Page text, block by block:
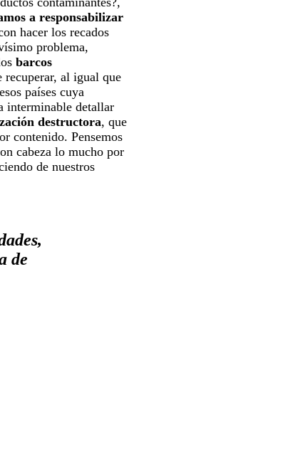
a responsabilizar
hacer los recados
problema,
barcos
recuperar, al igual que
países cuya
interminable detallar
destructora, que
contenido. Pensemos
cabeza lo mucho por
de nuestros
de